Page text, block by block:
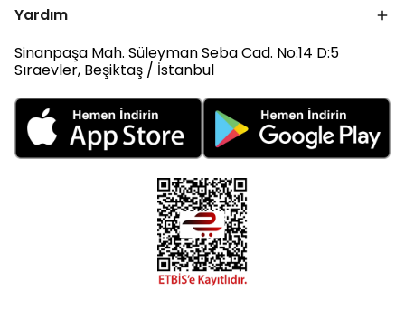
Yardım
Sinanpaşa Mah. Süleyman Seba Cad. No:14 D:5
Sıraevler, Beşiktaş / İstanbul